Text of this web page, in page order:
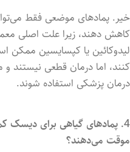
خیر. پمادهای موضعی فقط
کاهش دهند، زیرا علت اصلی
لیدوکائین یا کپسایسین ممکن
کنند، اما درمان قطعی نیستند و
درمان پزشکی استفاده شوند.
4. پمادهای گیاهی برای دیسک
موقت می‌دهند؟